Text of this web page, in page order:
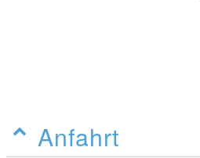
Anfahrt